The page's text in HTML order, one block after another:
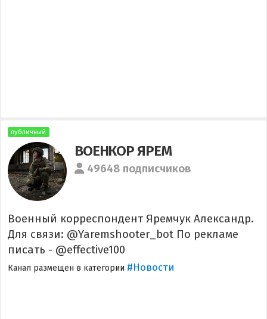
публичный
ВОЕНКОР ЯРЕМ
49648 подписчиков
Военный корреспондент Яремчук Александр.
Для связи: @Yaremshooter_bot По рекламе
писать - @effective100
Канал размещен в категории #Новости